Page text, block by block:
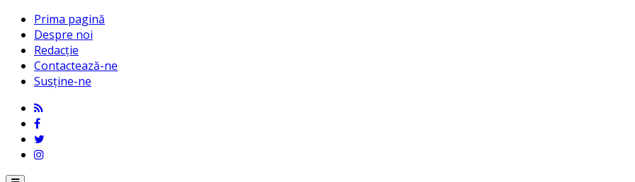
Prima pagină
Despre noi
Redacție
Contactează-ne
Susține-ne